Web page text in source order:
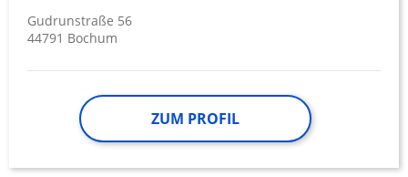
Gudrunstraße 56
44791 Bochum
ZUM PROFIL